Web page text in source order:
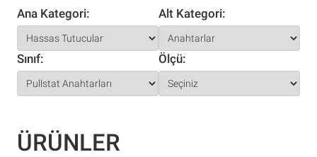
Ana Kategori: Alt Kategori:
Sınıf: Ölçü:
ÜRÜNLER